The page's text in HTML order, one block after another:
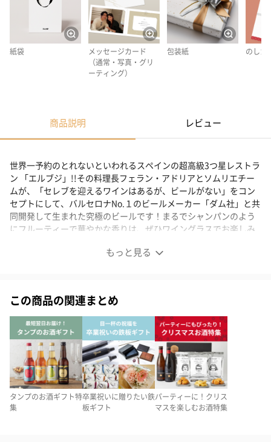
紙袋
メッセージカード
（通常・写真・グリ
ーティング）
包装紙 のしカ
商品説明 レビュー
もっと見る
世界一予約のとれないといわれるスペインの超高級3つ星レストラ
ン 「エルブジ」!!その料理長フェラン・アドリアとソムリエチー
ムが、「セレブを迎えるワインはあるが、ビールがない」をコン
セプトにして、バルセロナNo.１のビールメーカー「ダム社」と共
同開発して生まれた究極のビールです！まるでシャンパンのよう
にフルーティーで華やかな香りは、ぜひワイングラスでお楽しみ
※20歳未満の方への酒類の販売はいたしません。
世界一予約のとれないといわれるスペインの超高級3つ星レストラ
ン 「エルブジ」!!その料理長フェラン・アドリアとソムリエチー
ムが、「セレブを迎えるワインはあるが、ビールがない」をコン
セプトにして、バルセロナNo.１のビールメーカー「ダム社」と共
同開発して生まれた究極のビールです！まるでシャンパンのよう
にフルーティーで華やかな香りは、ぜひワイングラスでお楽しみ
この商品の関連まとめ
タンプのお酒ギフト特
集
卒業祝いに贈りたい鉄
板ギフト
パーティーに！クリス
マスを楽しむお酒特集